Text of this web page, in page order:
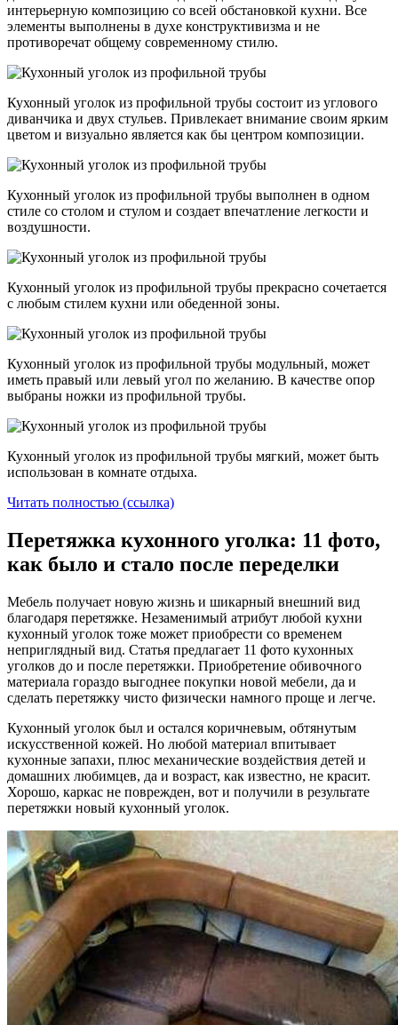
интерьерную композицию со всей обстановкой кухни. Все
элементы выполнены в духе конструктивизма и не
противоречат общему современному стилю.
Кухонный уголок из профильной трубы состоит из углового
диванчика и двух стульев. Привлекает внимание своим ярким
цветом и визуально является как бы центром композиции.
Кухонный уголок из профильной трубы выполнен в одном
стиле со столом и стулом и создает впечатление легкости и
воздушности.
Кухонный уголок из профильной трубы прекрасно сочетается
с любым стилем кухни или обеденной зоны.
Кухонный уголок из профильной трубы модульный, может
иметь правый или левый угол по желанию. В качестве опор
выбраны ножки из профильной трубы.
Кухонный уголок из профильной трубы мягкий, может быть
использован в комнате отдыха.
Читать полностью (ссылка)
Перетяжка кухонного уголка: 11 фото,
как было и стало после переделки
Мебель получает новую жизнь и шикарный внешний вид
благодаря перетяжке. Незаменимый атрибут любой кухни
кухонный уголок тоже может приобрести со временем
неприглядный вид. Статья предлагает 11 фото кухонных
уголков до и после перетяжки. Приобретение обивочного
материала гораздо выгоднее покупки новой мебели, да и
сделать перетяжку чисто физически намного проще и легче.
Кухонный уголок был и остался коричневым, обтянутым
искусственной кожей. Но любой материал впитывает
кухонные запахи, плюс механические воздействия детей и
домашних любимцев, да и возраст, как известно, не красит.
Хорошо, каркас не поврежден, вот и получили в результате
перетяжки новый кухонный уголок.